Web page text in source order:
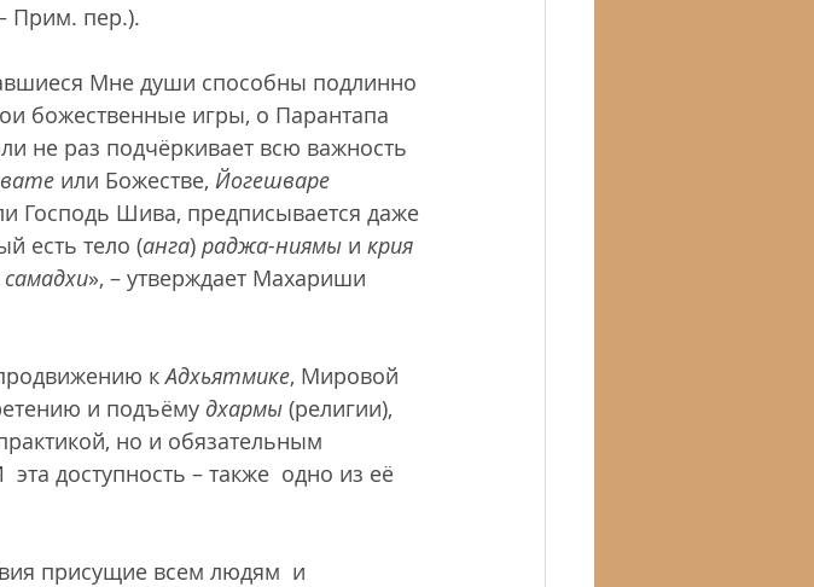
Прим. пер.).
Мне души способны подлинно
божественные игры, о Парантапа
не раз подчёркивает всю важность
или Божестве, Йогешваре
Господь Шива, предписывается даже
есть тело (
анга) раджа-ниямы и крия
самадхи», – утверждает Махариши
продвижению к Адхьятмике, Мировой
и подъёму дхармы (религии),
но и обязательным
доступность – также  одно из её
присущие всем людям  и